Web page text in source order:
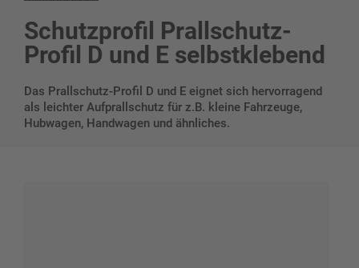
Schutzprofil Prallschutz-
Profil D und E selbstklebend
Das Prallschutz-Profil D und E eignet sich hervorragend
als leichter Aufprallschutz für z.B. kleine Fahrzeuge,
Hubwagen, Handwagen und ähnliches.